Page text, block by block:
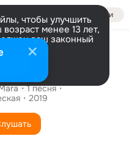
Войти
чтобы улучшить
менее 13 лет,
ваш законный
de Amor
1песня
2019